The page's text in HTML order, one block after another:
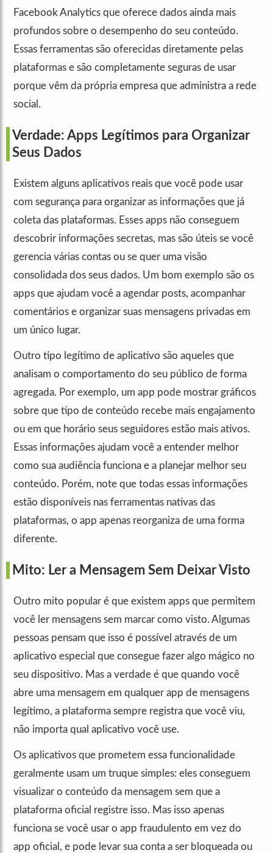
Facebook Analytics que oferece dados ainda mais
profundos sobre o desempenho do seu conteúdo.
Essas ferramentas são oferecidas diretamente pelas
plataformas e são completamente seguras de usar
porque vêm da própria empresa que administra a rede
social.
Verdade: Apps Legítimos para Organizar
Seus Dados
Existem alguns aplicativos reais que você pode usar
com segurança para organizar as informações que já
coleta das plataformas. Esses apps não conseguem
descobrir informações secretas, mas são úteis se você
gerencia várias contas ou se quer uma visão
consolidada dos seus dados. Um bom exemplo são os
apps que ajudam você a agendar posts, acompanhar
comentários e organizar suas mensagens privadas em
um único lugar.
Outro tipo legítimo de aplicativo são aqueles que
analisam o comportamento do seu público de forma
agregada. Por exemplo, um app pode mostrar gráficos
sobre que tipo de conteúdo recebe mais engajamento
ou em que horário seus seguidores estão mais ativos.
Essas informações ajudam você a entender melhor
como sua audiência funciona e a planejar melhor seu
conteúdo. Porém, note que todas essas informações
estão disponíveis nas ferramentas nativas das
plataformas, o app apenas reorganiza de uma forma
diferente.
Mito: Ler a Mensagem Sem Deixar Visto
Outro mito popular é que existem apps que permitem
você ler mensagens sem marcar como visto. Algumas
pessoas pensam que isso é possível através de um
aplicativo especial que consegue fazer algo mágico no
seu dispositivo. Mas a verdade é que quando você
abre uma mensagem em qualquer app de mensagens
legítimo, a plataforma sempre registra que você viu,
não importa qual aplicativo você use.
Os aplicativos que prometem essa funcionalidade
geralmente usam um truque simples: eles conseguem
visualizar o conteúdo da mensagem sem que a
plataforma oficial registre isso. Mas isso apenas
funciona se você usar o app fraudulento em vez do
app oficial, e pode levar sua conta a ser bloqueada ou